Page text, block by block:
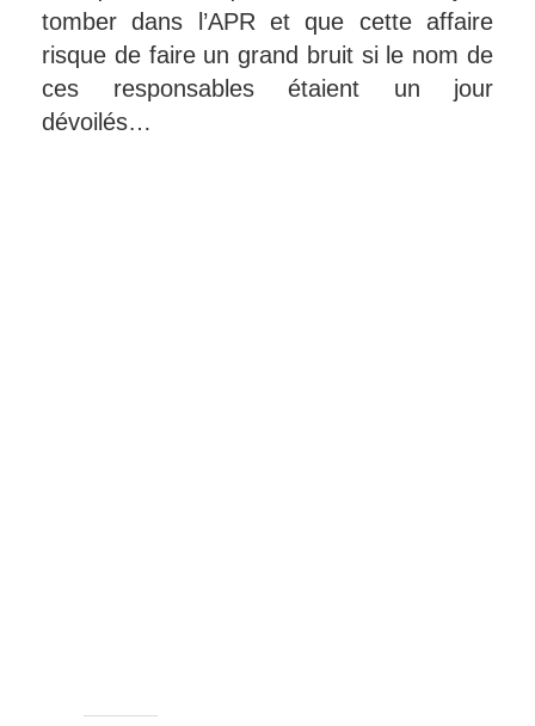
tomber dans l’APR et que cette affaire
risque de faire un grand bruit si le nom de
ces responsables étaient un jour
dévoilés…